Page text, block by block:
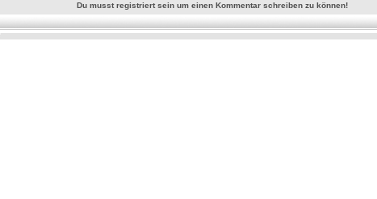
Du musst registriert sein um einen Kommentar schreiben zu können!